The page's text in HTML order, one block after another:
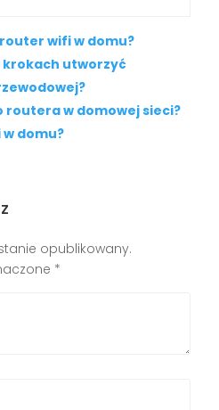
wifi w domu?
utworzyć
routera w domowej sieci?
domu?
opublikowany.
*